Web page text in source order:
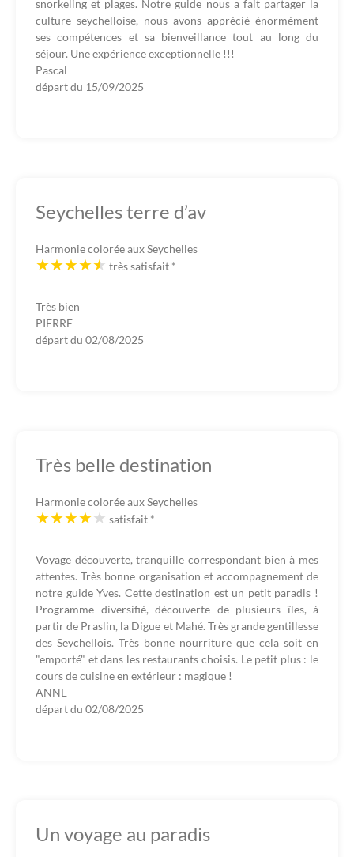
snorkeling et plages. Notre guide nous a fait partager la
culture seychelloise, nous avons apprécié énormément
ses compétences et sa bienveillance tout au long du
séjour. Une expérience exceptionnelle !!!
Pascal
départ du 15/09/2025
Seychelles terre d’av
Harmonie colorée aux Seychelles
très satisfait *
Très bien
PIERRE
départ du 02/08/2025
Très belle destination
Harmonie colorée aux Seychelles
satisfait *
Voyage découverte, tranquille correspondant bien à mes
attentes. Très bonne organisation et accompagnement de
notre guide Yves. Cette destination est un petit paradis !
Programme diversifié, découverte de plusieurs îles, à
partir de Praslin, la Digue et Mahé. Très grande gentillesse
des Seychellois. Très bonne nourriture que cela soit en
"emporté" et dans les restaurants choisis. Le petit plus : le
cours de cuisine en extérieur : magique !
ANNE
départ du 02/08/2025
Un voyage au paradis